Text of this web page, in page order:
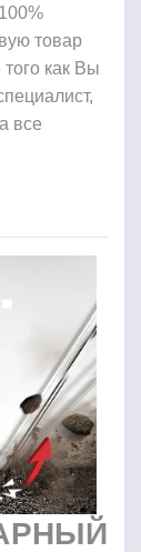
товар
как Вы
все